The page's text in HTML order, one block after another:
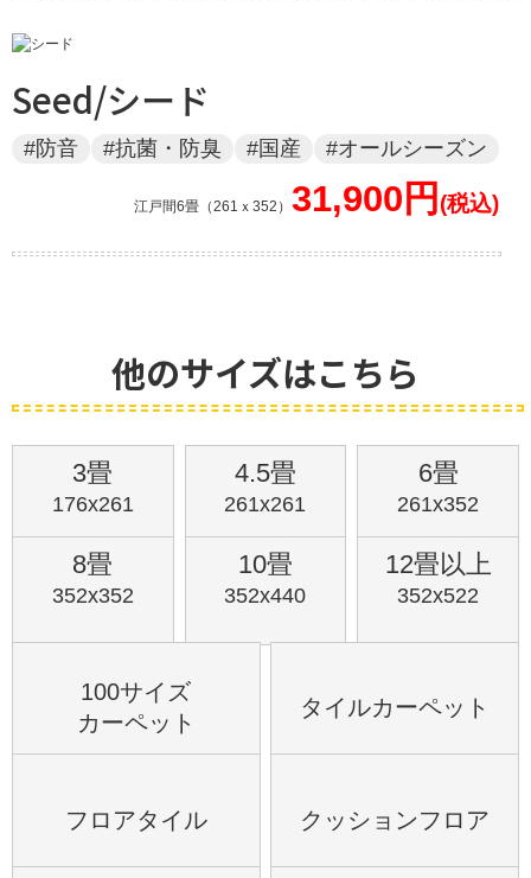
Seed/シード
#防音 #抗菌・防臭 #国産 #オールシーズン
江戸間6畳（261ｘ352） 31,900円
他のサイズはこちら
3畳
176x261
4.5畳
261x261
6畳
261x352
8畳
352x352
10畳
352x440
12畳以上
352x522
100サイズ
カーペット
タイルカーペット
フロアタイル クッションフロア